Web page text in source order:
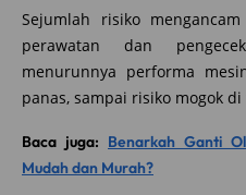
Sejumlah risiko
perawatan dan
menurunnya performa
panas, sampai risiko mogok
Baca juga: Benarkah Ganti
Mudah dan Murah?